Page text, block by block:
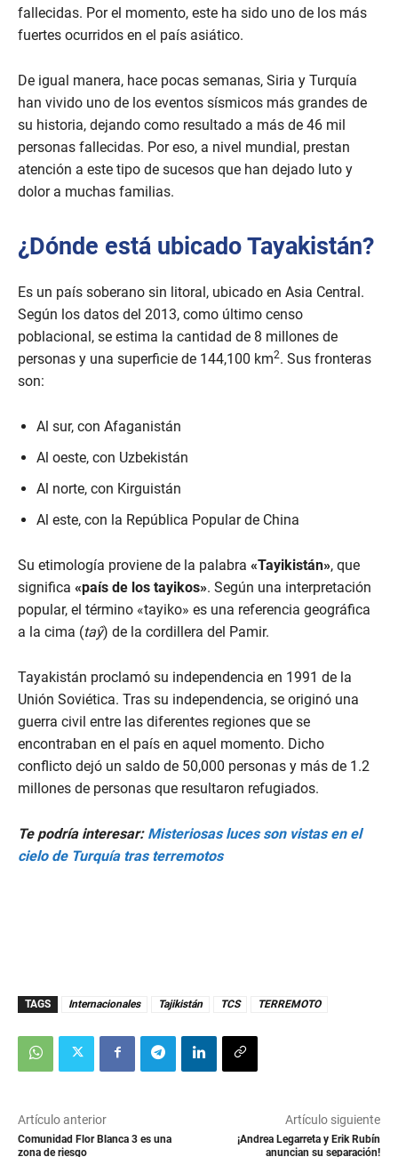
fallecidas. Por el momento, este ha sido uno de los más
fuertes ocurridos en el país asiático.
De igual manera, hace pocas semanas, Siria y Turquía
han vivido uno de los eventos sísmicos más grandes de
su historia, dejando como resultado a más de 46 mil
personas fallecidas. Por eso, a nivel mundial, prestan
atención a este tipo de sucesos que han dejado luto y
dolor a muchas familias.
¿Dónde está ubicado Tayakistán?
Es un país soberano sin litoral, ubicado en Asia Central.
Según los datos del 2013, como último censo
poblacional, se estima la cantidad de 8 millones de
personas y una superficie de 144,100 km2. Sus fronteras
son:
Al sur, con Afaganistán
Al oeste, con Uzbekistán
Al norte, con Kirguistán
Al este, con la República Popular de China
Su etimología proviene de la palabra «Tayikistán», que
significa «país de los tayikos». Según una interpretación
popular, el término «tayiko» es una referencia geográfica
a la cima (taŷ) de la cordillera del Pamir.
Tayakistán proclamó su independencia en 1991 de la
Unión Soviética. Tras su independencia, se originó una
guerra civil entre las diferentes regiones que se
encontraban en el país en aquel momento. Dicho
conflicto dejó un saldo de 50,000 personas y más de 1.2
millones de personas que resultaron refugiados.
Te podría interesar: Misteriosas luces son vistas en el
cielo de Turquía tras terremotos
TAGS Internacionales Tajikistán TCS TERREMOTO
Artículo anterior
Comunidad Flor Blanca 3 es una
zona de riesgo
Artículo siguiente
¡Andrea Legarreta y Erik Rubín
anuncian su separación!